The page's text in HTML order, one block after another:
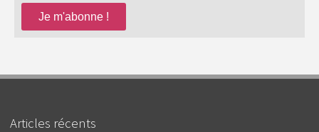
Articles récents